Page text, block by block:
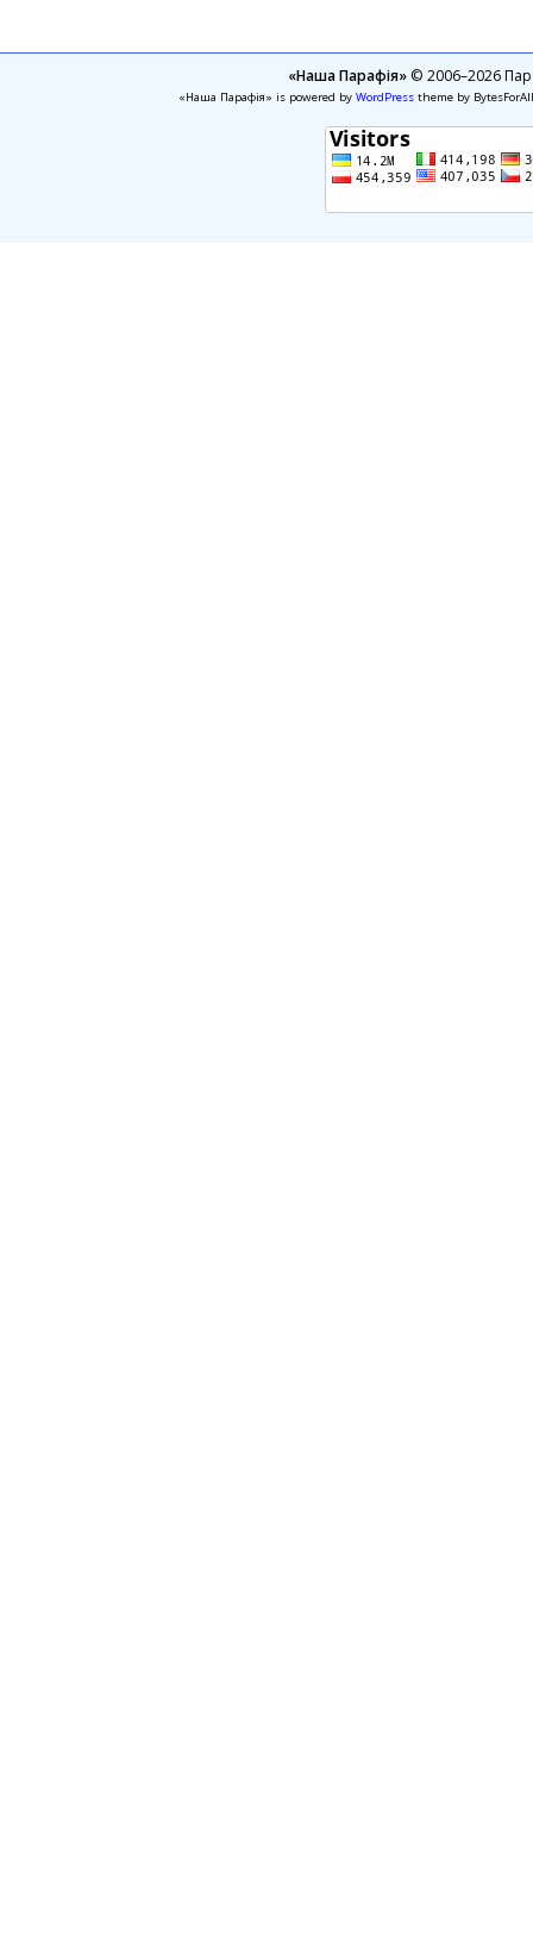
«Наша Парафія»© 2006–2026
«Наша Парафія» is powered by WordPresstheme by